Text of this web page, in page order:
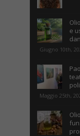
e
Giugno 10th,
Maggio 25th,